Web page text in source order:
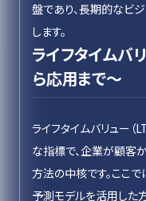
盤であり、長期的なビ
します。
ライフタイムバ
ら応用まで〜
ライフタイムバリュー
な指標で、企業が顧客
方法の中核です。ここ
予測モデルを活用した